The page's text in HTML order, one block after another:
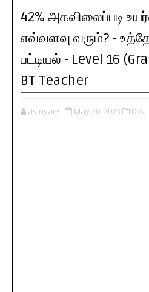
42% அகவிலைப்படி
எவ்வளவு வரும்? -
பட்டியல் - Level 16
BT Teacher
asiriyar3 May 20, 2023 D.A,